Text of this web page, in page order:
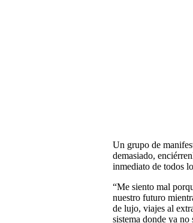
Un grupo de
demasiado,
inmediato de todos
“Me siento mal
nuestro futuro
de lujo, viajes al
sistema donde ya